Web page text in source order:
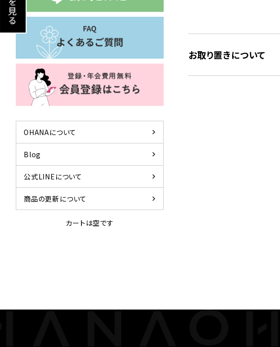
お取り置きについて
OHANAについて chevron_right
Blog chevron_right
公式LINEについて chevron_right
商品の更新について chevron_right
カートは空です